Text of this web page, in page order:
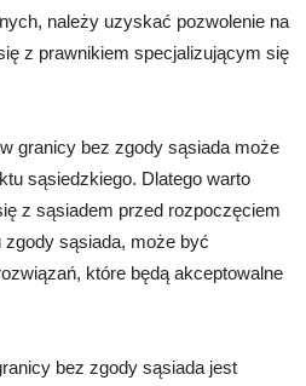
należy uzyskać pozwolenie na
z prawnikiem specjalizującym się
granicy bez zgody sąsiada może
sąsiedzkiego. Dlatego warto
z sąsiadem przed rozpoczęciem
sąsiada, może być
które będą akceptowalne
bez zgody sąsiada jest